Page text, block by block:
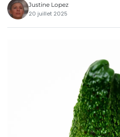
Justine Lopez
20 juillet 2025